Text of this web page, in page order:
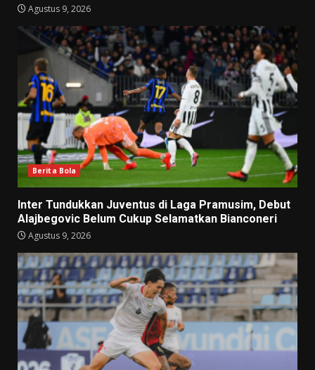
Agustus 9, 2026
Berita Bola
Inter Tundukkan Juventus di Laga Pramusim, Debut
Alajbegovic Belum Cukup Selamatkan Bianconeri
Agustus 9, 2026